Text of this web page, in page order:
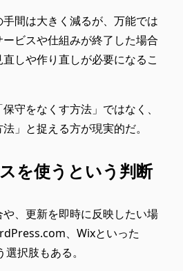
間は大きく減るが、万能では
ビスや仕組みが終了した場合
しや作り直しが必要になるこ
守をなくす方法」ではなく、
」と捉える方が現実的だ。
を使うという判断
、更新を即時に反映したい場
、Wixといった
択肢もある。